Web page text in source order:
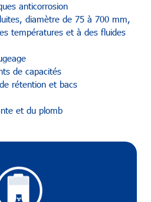
anticorrosion
diamètre de 75 à 700 mm,
températures et à des fluides
de capacités
rétention et bacs
et du plomb